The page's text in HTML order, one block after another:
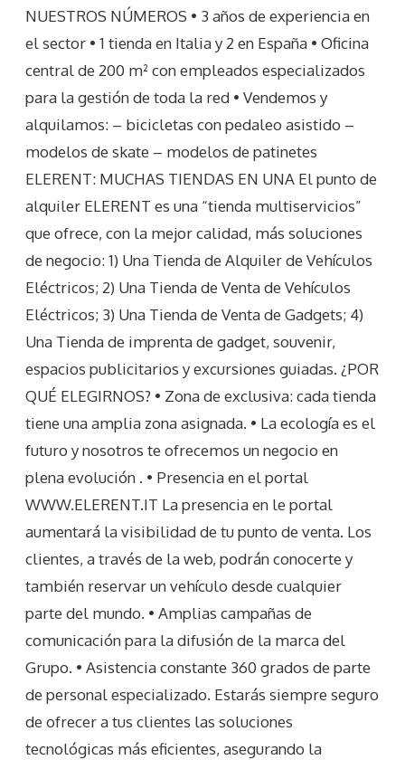
NUESTROS NÚMEROS • 3 años de experiencia en
el sector • 1 tienda en Italia y 2 en España • Oficina
central de 200 m² con empleados especializados
para la gestión de toda la red • Vendemos y
alquilamos: – bicicletas con pedaleo asistido –
modelos de skate – modelos de patinetes
ELERENT: MUCHAS TIENDAS EN UNA El punto de
alquiler ELERENT es una “tienda multiservicios”
que ofrece, con la mejor calidad, más soluciones
de negocio: 1) Una Tienda de Alquiler de Vehículos
Eléctricos; 2) Una Tienda de Venta de Vehículos
Eléctricos; 3) Una Tienda de Venta de Gadgets; 4)
Una Tienda de imprenta de gadget, souvenir,
espacios publicitarios y excursiones guiadas. ¿POR
QUÉ ELEGIRNOS? • Zona de exclusiva: cada tienda
tiene una amplia zona asignada. • La ecología es el
futuro y nosotros te ofrecemos un negocio en
plena evolución . • Presencia en el portal
WWW.ELERENT.IT La presencia en le portal
aumentará la visibilidad de tu punto de venta. Los
clientes, a través de la web, podrán conocerte y
también reservar un vehículo desde cualquier
parte del mundo. • Amplias campañas de
comunicación para la difusión de la marca del
Grupo. • Asistencia constante 360 grados de parte
de personal especializado. Estarás siempre seguro
de ofrecer a tus clientes las soluciones
tecnológicas más eficientes, asegurando la